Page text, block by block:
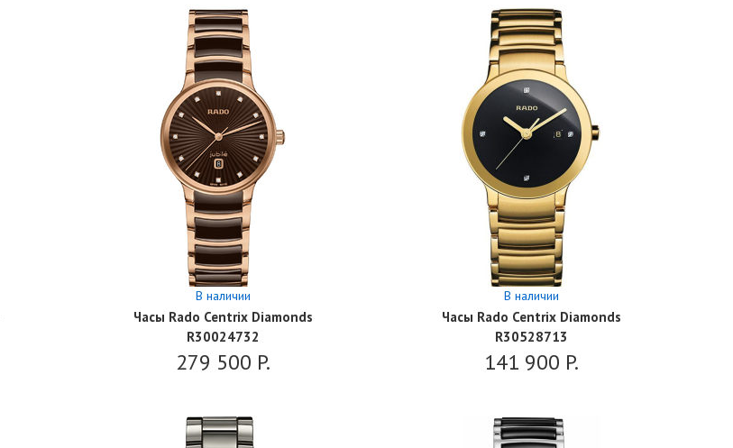
В наличии
Часы Rado Centrix Diamonds
R30024732
279 500 P.
В наличии
Часы Rado Centrix Diamonds
R30528713
141 900 P.